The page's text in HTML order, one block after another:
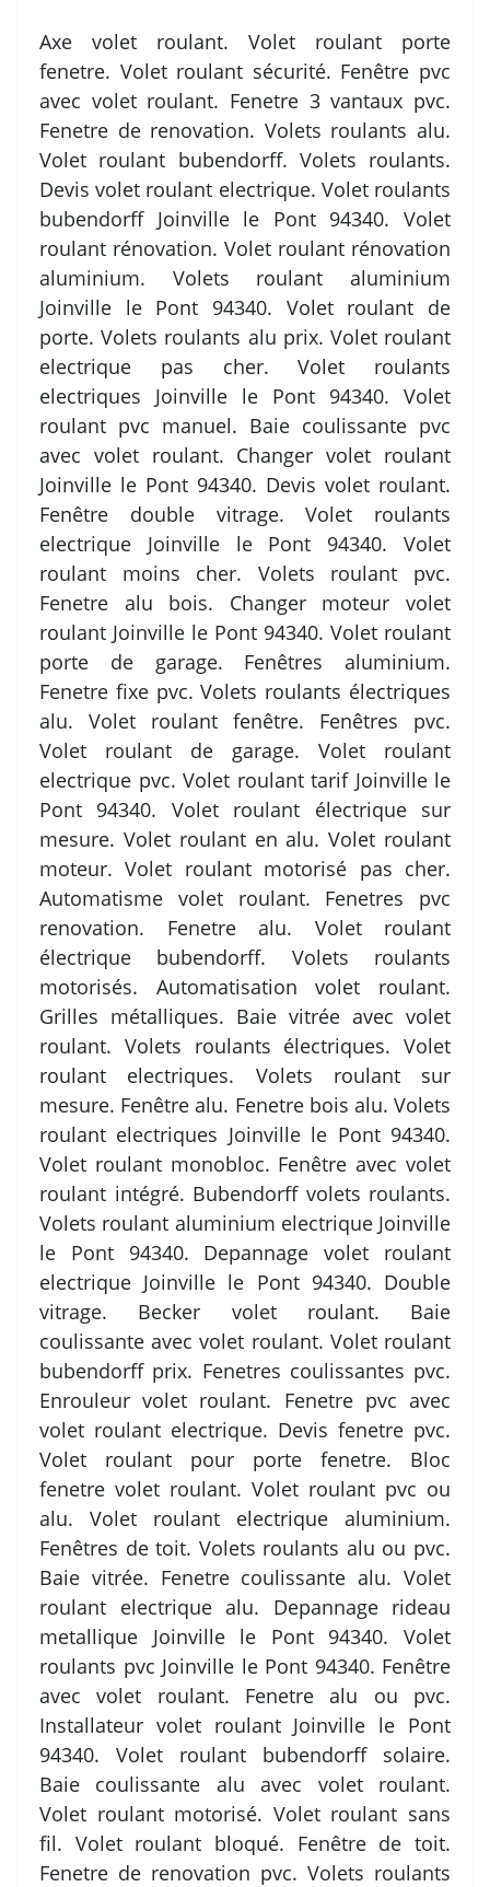
Axe volet roulant. Volet roulant porte
fenetre. Volet roulant sécurité. Fenêtre pvc
avec volet roulant. Fenetre 3 vantaux pvc.
Fenetre de renovation. Volets roulants alu.
Volet roulant bubendorff. Volets roulants.
Devis volet roulant electrique. Volet roulants
bubendorff Joinville le Pont 94340. Volet
roulant rénovation. Volet roulant rénovation
aluminium. Volets roulant aluminium
Joinville le Pont 94340. Volet roulant de
porte. Volets roulants alu prix. Volet roulant
electrique pas cher. Volet roulants
electriques Joinville le Pont 94340. Volet
roulant pvc manuel. Baie coulissante pvc
avec volet roulant. Changer volet roulant
Joinville le Pont 94340. Devis volet roulant.
Fenêtre double vitrage. Volet roulants
electrique Joinville le Pont 94340. Volet
roulant moins cher. Volets roulant pvc.
Fenetre alu bois. Changer moteur volet
roulant Joinville le Pont 94340. Volet roulant
porte de garage. Fenêtres aluminium.
Fenetre fixe pvc. Volets roulants électriques
alu. Volet roulant fenêtre. Fenêtres pvc.
Volet roulant de garage. Volet roulant
electrique pvc. Volet roulant tarif Joinville le
Pont 94340. Volet roulant électrique sur
mesure. Volet roulant en alu. Volet roulant
moteur. Volet roulant motorisé pas cher.
Automatisme volet roulant. Fenetres pvc
renovation. Fenetre alu. Volet roulant
électrique bubendorff. Volets roulants
motorisés. Automatisation volet roulant.
Grilles métalliques. Baie vitrée avec volet
roulant. Volets roulants électriques. Volet
roulant electriques. Volets roulant sur
mesure. Fenêtre alu. Fenetre bois alu. Volets
roulant electriques Joinville le Pont 94340.
Volet roulant monobloc. Fenêtre avec volet
roulant intégré. Bubendorff volets roulants.
Volets roulant aluminium electrique Joinville
le Pont 94340. Depannage volet roulant
electrique Joinville le Pont 94340. Double
vitrage. Becker volet roulant. Baie
coulissante avec volet roulant. Volet roulant
bubendorff prix. Fenetres coulissantes pvc.
Enrouleur volet roulant. Fenetre pvc avec
volet roulant electrique. Devis fenetre pvc.
Volet roulant pour porte fenetre. Bloc
fenetre volet roulant. Volet roulant pvc ou
alu. Volet roulant electrique aluminium.
Fenêtres de toit. Volets roulants alu ou pvc.
Baie vitrée. Fenetre coulissante alu. Volet
roulant electrique alu. Depannage rideau
metallique Joinville le Pont 94340. Volet
roulants pvc Joinville le Pont 94340. Fenêtre
avec volet roulant. Fenetre alu ou pvc.
Installateur volet roulant Joinville le Pont
94340. Volet roulant bubendorff solaire.
Baie coulissante alu avec volet roulant.
Volet roulant motorisé. Volet roulant sans
fil. Volet roulant bloqué. Fenêtre de toit.
Fenetre de renovation pvc. Volets roulants